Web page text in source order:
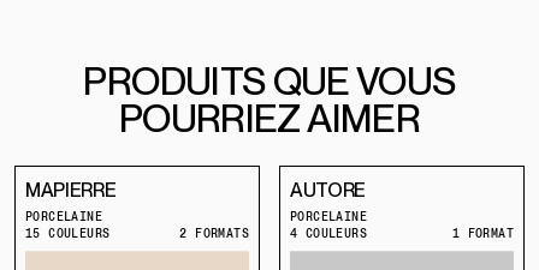
PRODUITS QUE VOUS
POURRIEZ AIMER
MAPIERRE
PORCELAINE
15 COULEURS
2 FORMATS
AUTORE
PORCELAINE
4 COULEURS
1 FORMAT